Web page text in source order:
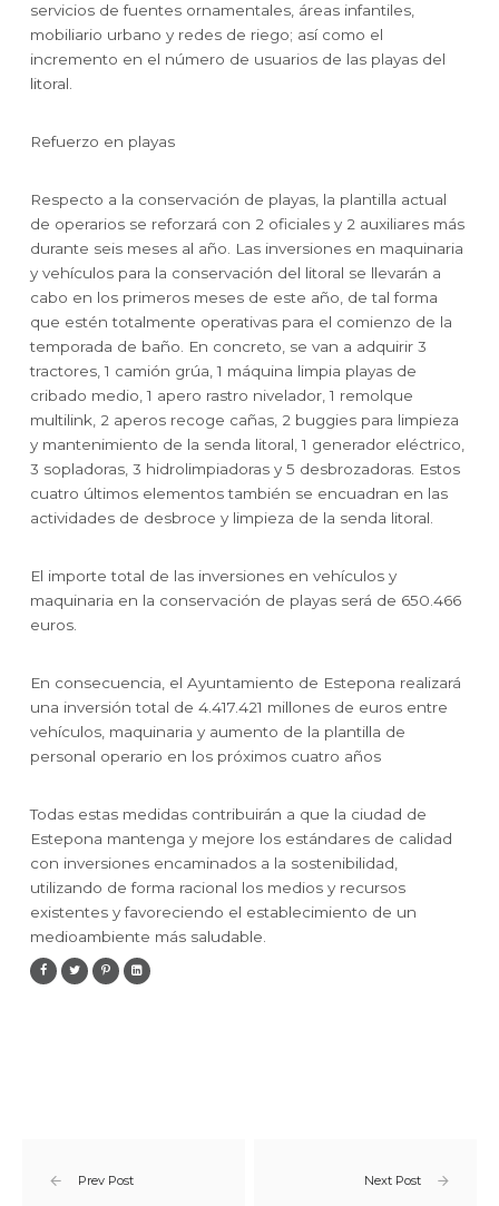
servicios de fuentes ornamentales, áreas infantiles,
mobiliario urbano y redes de riego; así como el
incremento en el número de usuarios de las playas del
litoral.
Refuerzo en playas
Respecto a la conservación de playas, la plantilla actual
de operarios se reforzará con 2 oficiales y 2 auxiliares más
durante seis meses al año. Las inversiones en maquinaria
y vehículos para la conservación del litoral se llevarán a
cabo en los primeros meses de este año, de tal forma
que estén totalmente operativas para el comienzo de la
temporada de baño. En concreto, se van a adquirir 3
tractores, 1 camión grúa, 1 máquina limpia playas de
cribado medio, 1 apero rastro nivelador, 1 remolque
multilink, 2 aperos recoge cañas, 2 buggies para limpieza
y mantenimiento de la senda litoral, 1 generador eléctrico,
3 sopladoras, 3 hidrolimpiadoras y 5 desbrozadoras. Estos
cuatro últimos elementos también se encuadran en las
actividades de desbroce y limpieza de la senda litoral.
El importe total de las inversiones en vehículos y
maquinaria en la conservación de playas será de 650.466
euros.
En consecuencia, el Ayuntamiento de Estepona realizará
una inversión total de 4.417.421 millones de euros entre
vehículos, maquinaria y aumento de la plantilla de
personal operario en los próximos cuatro años
Todas estas medidas contribuirán a que la ciudad de
Estepona mantenga y mejore los estándares de calidad
con inversiones encaminados a la sostenibilidad,
utilizando de forma racional los medios y recursos
existentes y favoreciendo el establecimiento de un
medioambiente más saludable.
Prev Post Next Post